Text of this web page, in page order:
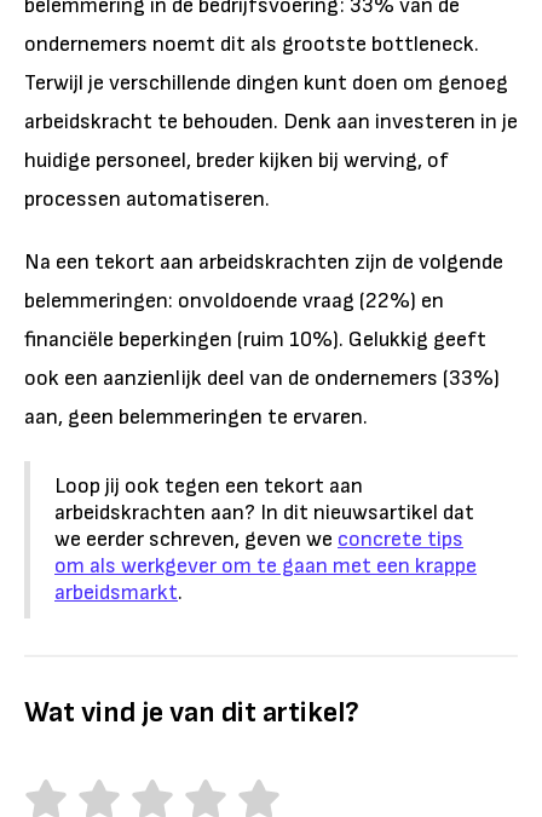
belemmering in de bedrijfsvoering: 33% van de
ondernemers noemt dit als grootste bottleneck.
Terwijl je verschillende dingen kunt doen om genoeg
arbeidskracht te behouden. Denk aan investeren in je
huidige personeel, breder kijken bij werving, of
processen automatiseren.
Na een tekort aan arbeidskrachten zijn de volgende
belemmeringen: onvoldoende vraag (22%) en
financiële beperkingen (ruim 10%). Gelukkig geeft
ook een aanzienlijk deel van de ondernemers (33%)
aan, geen belemmeringen te ervaren.
Loop jij ook tegen een tekort aan
arbeidskrachten aan? In dit nieuwsartikel dat
we eerder schreven, geven we concrete tips
om als werkgever om te gaan met een krappe
arbeidsmarkt.
Wat vind je van dit artikel?